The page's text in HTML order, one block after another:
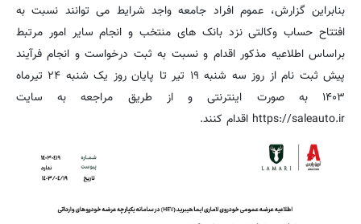
بنابراین گزارش، عموم افراد جامعه واجد شرایط می توانند نسبت به
افتتاح حساب وکالتی نزد بانک های منتخب و انجام سایر امور مرتبط
براساس اطلاعیه مذکور اقدام و نسبت به ثبت درخواست و انجام فرآیند
پیش ثبت نام از روز سه شنبه ۱۹ تیر تا پایان روز یک شنبه ۲۴ تیرماه
۱۴۰۳ به صورت اینترنتی و از طریق مراجعه به سایت
https://saleauto.ir اقدام کنند.